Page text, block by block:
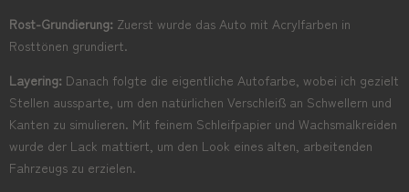
Rost-Grundierung: Zuerst wurde das Auto mit Acrylfarben in
Rosttönen grundiert.
Layering: Danach folgte die eigentliche Autofarbe, wobei ich gezielt
Stellen aussparte, um den natürlichen Verschleiß an Schwellern und
Kanten zu simulieren. Mit feinem Schleifpapier und Wachsmalkreiden
wurde der Lack mattiert, um den Look eines alten, arbeitenden
Fahrzeugs zu erzielen.